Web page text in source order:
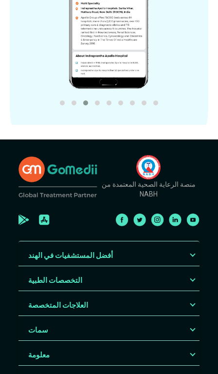
منصة الرعاية الصحية المعتمدة من
NABH
أفضل المستشفيات في الهند
التخصصات الطبية
العلاجات المتخصصة
سمات
معلومة